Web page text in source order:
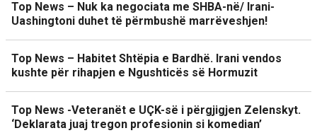
Top News – Nuk ka negociata me SHBA-në/ Irani-
Uashingtoni duhet të përmbushë marrëveshjen!
Top News – Habitet Shtëpia e Bardhë. Irani vendos
kushte për rihapjen e Ngushticës së Hormuzit
Top News -Veteranët e UÇK-së i përgjigjen Zelenskyt.
‘Deklarata juaj tregon profesionin si komedian’